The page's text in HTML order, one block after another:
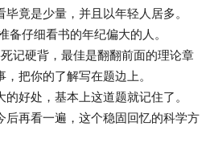
竟是少量，并且以年轻人居多。
备仔细看书的年纪偏大的人。
记硬背，最佳是翻翻前面的理论章
把你的了解写在题边上。
好处，基本上这道题就记住了。
后再看一遍，这个稳固回忆的科学方